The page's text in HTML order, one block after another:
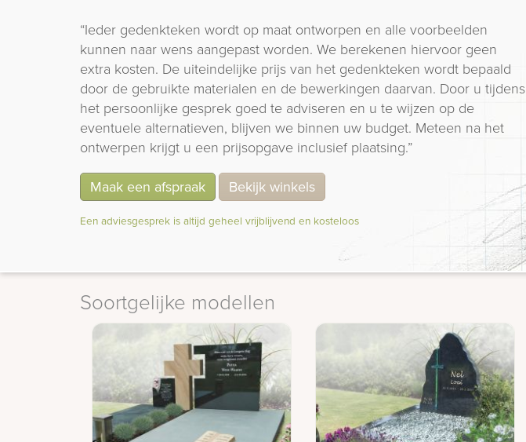
“Ieder gedenkteken wordt op maat ontworpen en alle voorbeelden
kunnen naar wens aangepast worden. We berekenen hiervoor geen
extra kosten. De uiteindelijke prijs van het gedenkteken wordt bepaald
door de gebruikte materialen en de bewerkingen daarvan. Door u tijdens
het persoonlijke gesprek goed te adviseren en u te wijzen op de
eventuele alternatieven, blijven we binnen uw budget. Meteen na het
ontwerpen krijgt u een prijsopgave inclusief plaatsing.”
Maak een afspraak Bekijk winkels
Een adviesgesprek is altijd geheel vrijblijvend en kosteloos
Soortgelijke modellen